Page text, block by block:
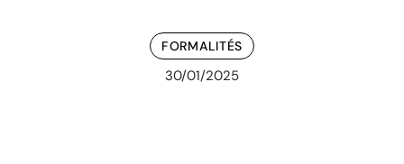
FORMALITÉS
30/01/2025